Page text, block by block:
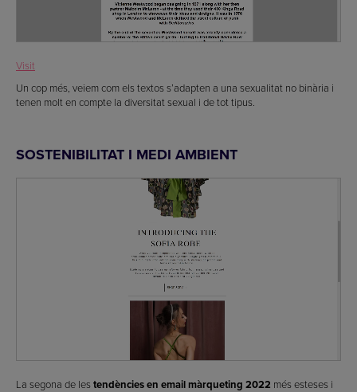
Visit
Un cop més, veiem com els textos s’adapten a una sexualitat no binària i
tenen molt en compte la diversitat sexual i de tot tipus.
SOSTENIBILITAT I MEDI AMBIENT
La segona de les tendències en email màrqueting 2022 més esteses i